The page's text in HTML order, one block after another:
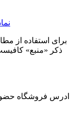
برای استفاده از
ذکر «منبع»
ادرس فروشگاه